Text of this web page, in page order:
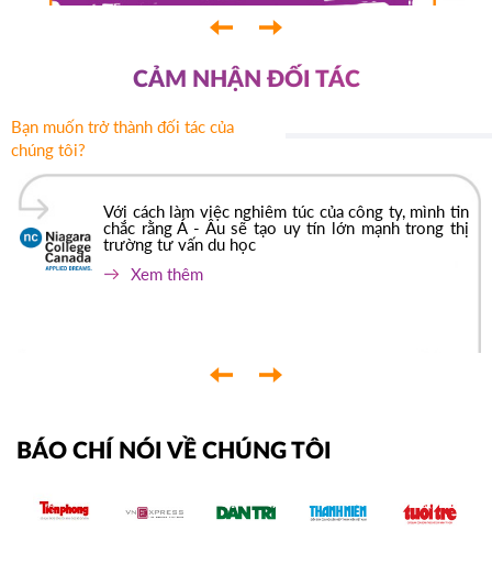
›
CẢM NHẬN ĐỐI TÁC
Bạn muốn trở thành đối tác của
chúng tôi?
Với cách làm việc nghiêm túc của công ty, mình tin
chắc rằng Á - Âu sẽ tạo uy tín lớn mạnh trong thị
trường tư vấn du học
Xem thêm
‹
›
BÁO CHÍ NÓI VỀ CHÚNG TÔI